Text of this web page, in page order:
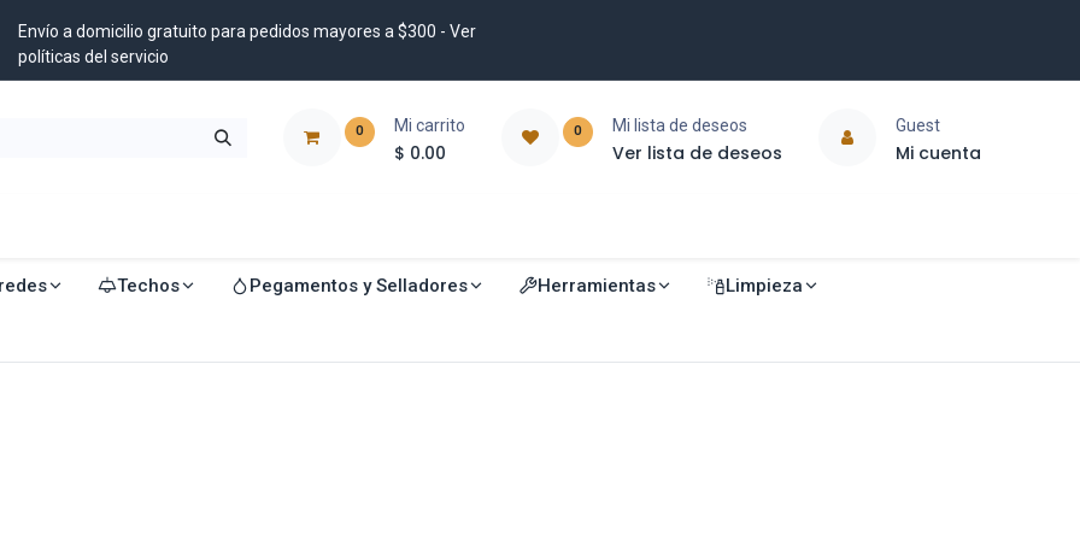
Envío a domicilio gratuito para pedidos mayores a $300 - Ver
políticas del servicio
0 Mi carrito
$ 0.00
0 Mi lista de deseos
Ver lista de deseos
Guest
Mi cuenta
Techos Pegamentos y Selladores Herramientas Limpieza